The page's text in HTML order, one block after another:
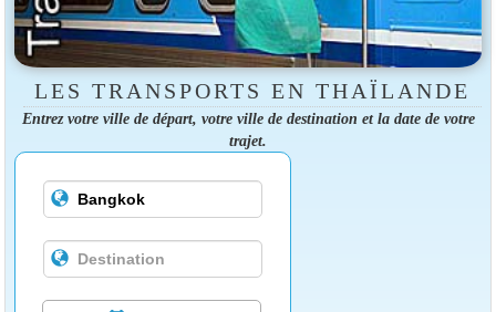
LES TRANSPORTS EN THAÏLANDE
Entrez votre ville de départ, votre ville de destination et la date de votre
trajet.